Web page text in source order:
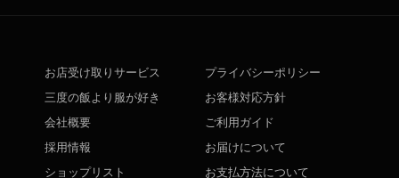
お店受け取りサービス
三度の飯より服が好き
会社概要
採用情報
ショップリスト
プライバシーポリシー
お客様対応方針
ご利用ガイド
お届けについて
お支払方法について